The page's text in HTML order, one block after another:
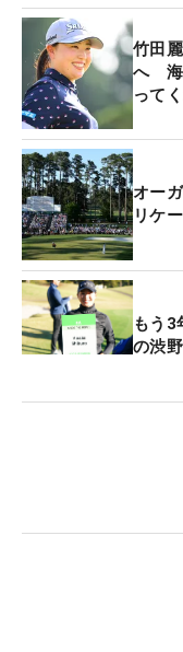
竹田
へ 海
って
オー
リケ
もう
の渋